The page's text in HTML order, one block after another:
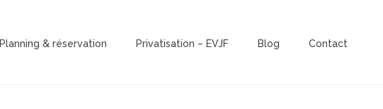
Planning & réservation Privatisation – EVJF Blog Contact